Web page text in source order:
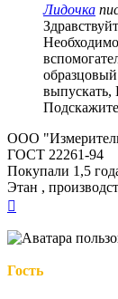
Лидочка
выпускать,
ООО
ГОСТ 22261-94
Покупали 1,5
Этан ,
началу
Гость